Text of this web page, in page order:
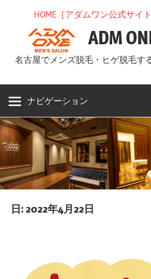
へ
ッ
プ
HOME［アダムワン公式サイト
ADM
名古屋でメンズ脱毛・ヒゲ脱毛す
ナビゲーション
日: 2022年4月22日